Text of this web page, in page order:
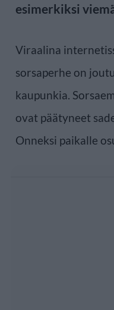
esimerkiksi
Viraalina
sorsaperhe on
kaupunkia.
ovat päätyneet
Onneksi paikalle